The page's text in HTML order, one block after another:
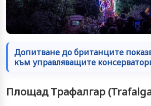
Допитване до британците
към управляващите
Площад Трафалгар